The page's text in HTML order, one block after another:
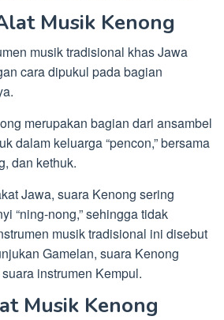
Musik Kenong
musik tradisional khas Jawa
cara dipukul pada bagian
merupakan bagian dari ansambel
dalam keluarga “pencon,” bersama
dan kethuk.
Jawa, suara Kenong sering
“ning-nong,” sehingga tidak
musik tradisional ini disebut
Gamelan, suara Kenong
instrumen Kempul.
Musik Kenong